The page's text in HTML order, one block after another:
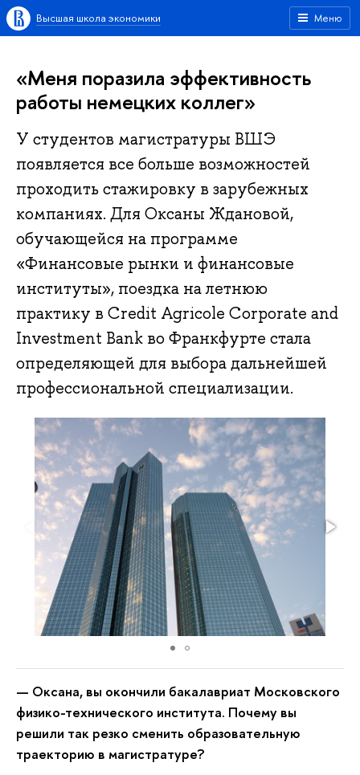
Меню
Высшая школа экономики
«Меня поразила эффективность
работы немецких коллег»
У студентов магистратуры ВШЭ
появляется все больше возможностей
проходить стажировку в зарубежных
компаниях. Для Оксаны Ждановой,
обучающейся на программе
«Финансовые рынки и финансовые
институты», поездка на летнюю
практику в Credit Agricole Corporate and
Investment Bank во Франкфурте стала
определяющей для выбора дальнейшей
профессиональной специализации.
— Оксана, вы окончили бакалавриат Московского
физико-технического института. Почему вы
решили так резко сменить образовательную
траекторию в магистратуре?